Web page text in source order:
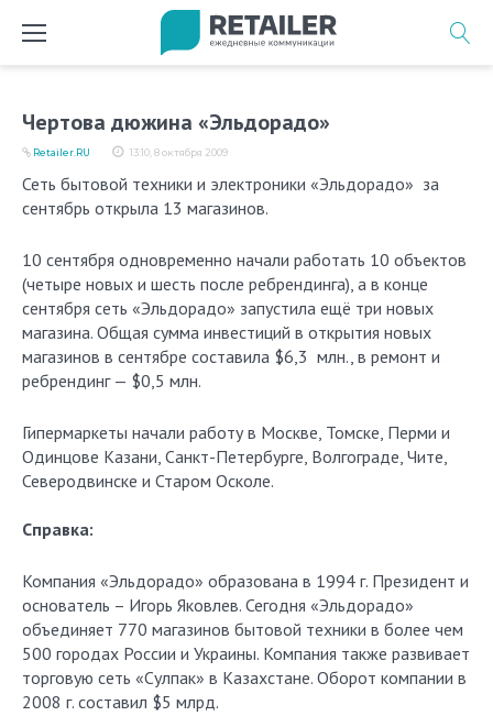
Чертова дюжина «Эльдорадо»
13:10, 8 октября 2009
Retailer.RU
Сеть бытовой техники и электроники «Эльдорадо» за
сентябрь открыла 13 магазинов.
10 сентября одновременно начали работать 10 объектов
(четыре новых и шесть после ребрендинга), а в конце
сентября сеть «Эльдорадо» запустила ещё три новых
магазина. Общая сумма инвестиций в открытия новых
магазинов в сентябре составила $6,3 млн., в ремонт и
ребрендинг — $0,5 млн.
Гипермаркеты начали работу в Москве, Томске, Перми и
Одинцове Казани, Санкт-Петербурге, Волгограде, Чите,
Северодвинске и Старом Осколе.
Справка:
Компания «Эльдорадо» образована в 1994 г. Президент и
основатель – Игорь Яковлев. Сегодня «Эльдорадо»
объединяет 770 магазинов бытовой техники в более чем
500 городах России и Украины. Компания также развивает
торговую сеть «Сулпак» в Казахстане. Оборот компании в
2008 г. составил $5 млрд.